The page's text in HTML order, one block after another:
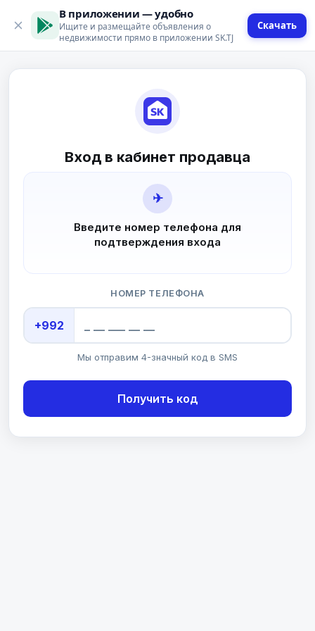
В приложении — удобно
Ищите и размещайте объявления о
недвижимости прямо в приложении SK.TJ
Скачать
Вход в кабинет продавца
✈
Введите номер телефона для
подтверждения входа
НОМЕР ТЕЛЕФОНА
+992
Мы отправим 4-значный код в SMS
Получить код